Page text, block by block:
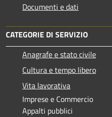
Documenti e dati
CATEGORIE DI SERVIZIO
Anagrafe e stato civile
Cultura e tempo libero
Vita lavorativa
Imprese e Commercio
Appalti pubblici